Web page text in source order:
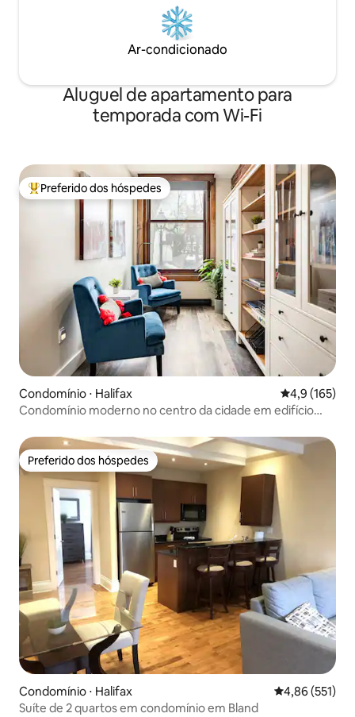
Ar-condicionado
Aluguel de apartamento para
temporada com Wi-Fi
Entre os melhores preferidos dos hóspedes
Preferido dos hóspedes
Condomínio ⋅ Halifax 4,9 de uma
4,9 (165)
Condomínio moderno no centro da cidade em edifício
Preferido dos hóspedes
Preferido dos hóspedes
Condomínio ⋅ Halifax 4,86 de uma
4,86 (551)
Suíte de 2 quartos em condomínio em Bland